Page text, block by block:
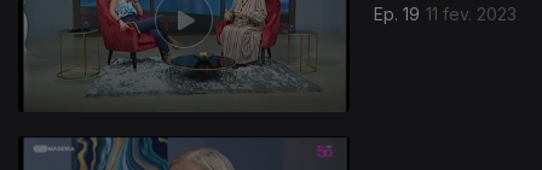
Ep. 19 11 fev. 2023